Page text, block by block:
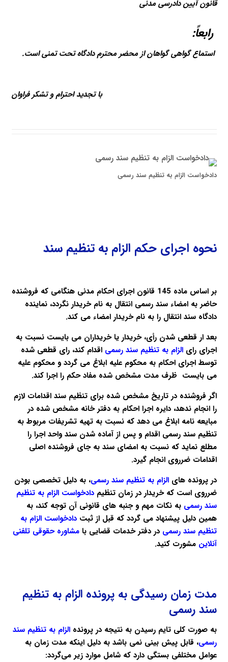
قانون آیین دادرسی مدنی
رابعاً:
استماع گواهی گواهان از محضر محترم دادگاه تحت تمنی است.
با تجدید احترام و تشکر فراوان
دادخواست الزام به تنظیم سند رسمی
نحوه اجرای حکم الزام به تنظیم سند
بر اساس ماده 145 قانون اجرای احکام مدنی هنگامی که فروشنده
حاضر به امضاء سند رسمی انتقال به نام خریدار نگردد، نماینده
دادگاه سند انتقال را به نام خریدار امضاء می کند.
بعد ار قطعی شدن رأی، خریدار یا خریداران می بایست نسبت به
اجرای رایالزام به تنظیم سند رسمی اقدام کند، رای قطعی شده
توسط اجرای احکام به محکوم علیه ابلاغ می گردد و محکوم علیه
می بایست ظرف مدت مشخص شده مفاد حکم را اجرا کند.
اگر فروشنده در تاریخ مشخص شده برای تنظیم سند اقدامات لازم
را انجام ندهد، دایره اجرا احکام به دفتر خانه مشخص شده در
مبایعه نامه ابلاغ می دهد که نسبت به تهیه تشریفات مربوط به
تنظیم سند رسمی اقدام و پس از آماده شدن سند واحد اجرا را
مطلع نماید که نسبت به امضای سند به جای فروشنده اصلی
اقدامات ضرروی انجام گیرد.
در پرونده هایالزام به تنظیم سند رسمی، به دلیل تخصصی بودن
ضرروی است که خریدار در زمان تنظیمدادخواست الزام به تنظیم
سند رسمی به نکات مهم و جنبه های قانونی آن توجه کند، به
همین دلیل پیشنهاد می گردد که قبل از ثبتدادخواست الزام به
تنظیم سند رسمی در دفتر خدمات قضایی بامشاوره حقوقی تلفنی
آنلاینمشورت کنید.
مدت زمان رسیدگی به پرونده الزام به تنظیم
سند رسمی
به صورت کلی تایم رسیدن به نتیجه در پروندهالزام به تنظیم سند
رسمی، قابل پیش ‌بینی نمی باشد به دلیل اینکه مدت زمان به
عوامل مختلفی بستگی دارد که شامل موارد زیر می‌گردد: